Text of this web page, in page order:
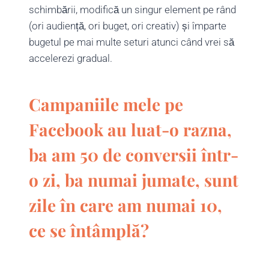
schimbării, modifică un singur element pe rând
(ori audiență, ori buget, ori creativ) și împarte
bugetul pe mai multe seturi atunci când vrei să
accelerezi gradual.
Campaniile mele pe
Facebook au luat-o razna,
ba am 50 de conversii într-
o zi, ba numai jumate, sunt
zile în care am numai 10,
ce se întâmplă?